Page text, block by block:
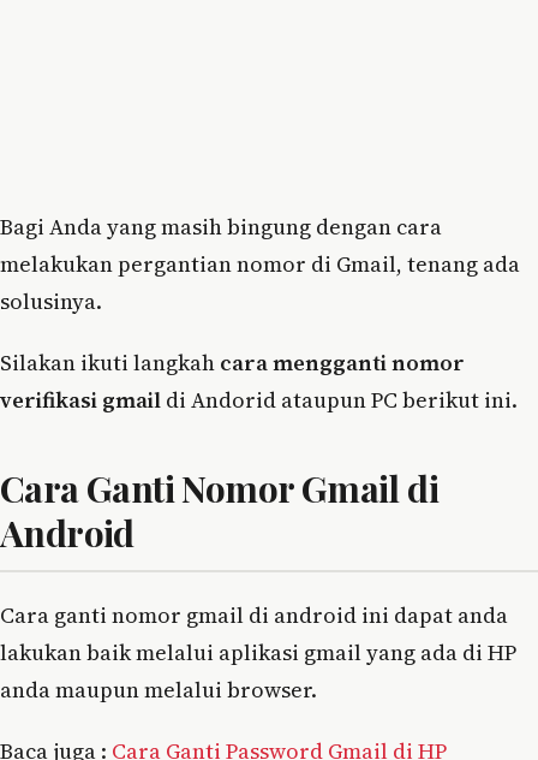
Bagi Anda yang masih bingung dengan cara
melakukan pergantian nomor di Gmail, tenang ada
solusinya.
Silakan ikuti langkah cara mengganti nomor
verifikasi gmail di Andorid ataupun PC berikut ini.
Cara Ganti Nomor Gmail di
Android
Cara ganti nomor gmail di android ini dapat anda
lakukan baik melalui aplikasi gmail yang ada di HP
anda maupun melalui browser.
Baca juga : Cara Ganti Password Gmail di HP